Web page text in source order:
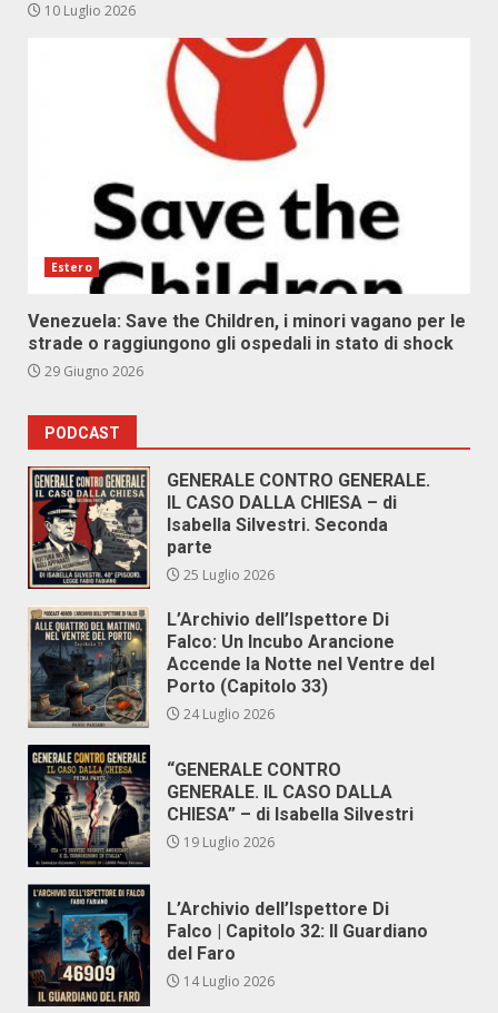
10 Luglio 2026
Estero
Venezuela: Save the Children, i minori vagano per le
strade o raggiungono gli ospedali in stato di shock
29 Giugno 2026
PODCAST
GENERALE CONTRO GENERALE.
IL CASO DALLA CHIESA – di
Isabella Silvestri. Seconda
parte
25 Luglio 2026
L’Archivio dell’Ispettore Di
Falco: Un Incubo Arancione
Accende la Notte nel Ventre del
Porto (Capitolo 33)
24 Luglio 2026
“GENERALE CONTRO
GENERALE. IL CASO DALLA
CHIESA” – di Isabella Silvestri
19 Luglio 2026
L’Archivio dell’Ispettore Di
Falco | Capitolo 32: Il Guardiano
del Faro
14 Luglio 2026